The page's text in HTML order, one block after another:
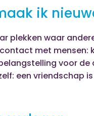
ik
plekken waar
met mensen:
voor de
een vriendschap